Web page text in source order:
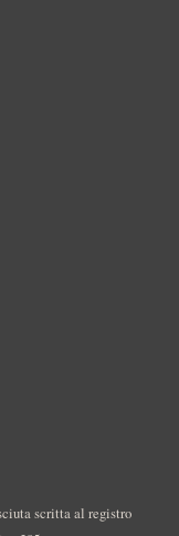
scritta al registro